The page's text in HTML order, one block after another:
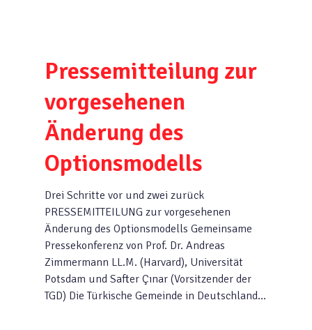
Pressemitteilung zur
vorgesehenen
Änderung des
Optionsmodells
Drei Schritte vor und zwei zurück
PRESSEMITTEILUNG zur vorgesehenen
Änderung des Optionsmodells Gemeinsame
Pressekonferenz von Prof. Dr. Andreas
Zimmermann LL.M. (Harvard), Universität
Potsdam und Safter Çınar (Vorsitzender der
TGD) Die Türkische Gemeinde in Deutschland…